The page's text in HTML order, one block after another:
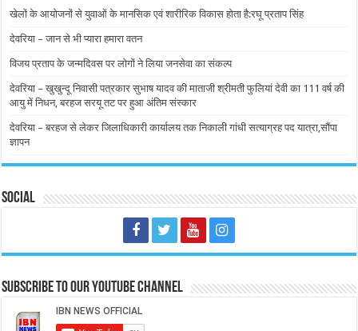
खेलों के आयोजनों से युवाओं के मानसिक एवं शारीरिक विकास होता है:रघू प्रताप सिंह
देवरिया – जान से भी प्यारा हमारा वतन
विजय प्रताप के जन्मदिवस पर लोगों ने लिया जनसेवा का संकल्प
देवरिया – खुखुन्दू निवासी पत्रकार सुभाष यादव की माताजी श्रीमती फुलियां देवी का 111 वर्ष की
आयु में निधन, बरहज सरयू तट पर हुआ अंतिम संस्कार
देवरिया – बरहज से लेकर जिलाधिकारी कार्यालय तक निकाली गांधी सत्याग्रह पद यात्रा,सौंपा
ज्ञापन
Social
Subscribe to our Youtube Channel